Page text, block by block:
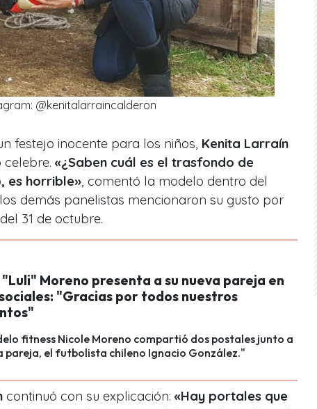
@kenitalarraincalderon
festejo inocente para los niños, Kenita Larraín
celebre. «¿Saben cuál es el trasfondo de
es horrible» , comentó la modelo dentro del
demás panelistas mencionaron su gusto por
31 de octubre.
Moreno presenta a su nueva pareja en
"Gracias por todos nuestros
fitness Nicole Moreno compartió dos postales junto a
pareja, el futbolista chileno Ignacio González."
continuó con su explicación: «Hay portales que